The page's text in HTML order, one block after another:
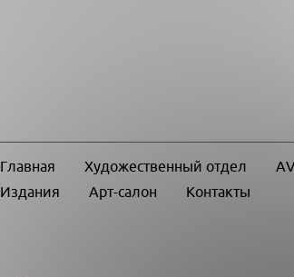
Главная Художественный отдел
Издания
Арт-салон Контакты